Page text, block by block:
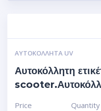
ΑΥΤΟΚΌΛΛΗΤΑ UV
Αυτοκόλλητη
Price
Quantity